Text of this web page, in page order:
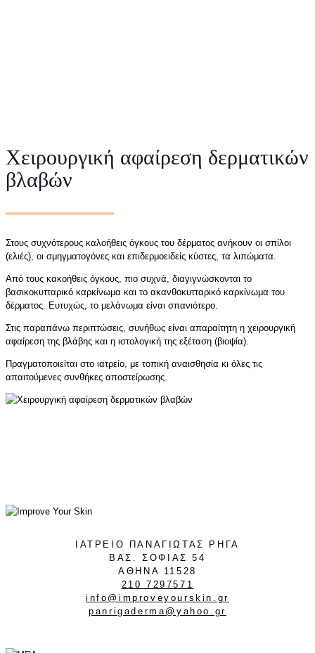
Χειρουργική αφαίρεση δερματικών
βλαβών
Στους συχνότερους καλοήθεις όγκους του δέρματος ανήκουν οι σπίλοι
(ελιές), οι σμηγματογόνες και επιδερμοειδείς κύστες, τα λιπώματα.
Από τους κακοήθεις όγκους, πιο συχνά, διαγιγνώσκονται το
βασικοκυτταρικό καρκίνωμα και το ακανθοκυτταρικό καρκίνωμα του
δέρματος. Ευτυχώς, το μελάνωμα είναι σπανιότερο.
Στις παραπάνω περιπτώσεις, συνήθως είναι απαραίτητη η χειρουργική
αφαίρεση της βλάβης και η ιστολογική της εξέταση (βιοψία).
Πραγματοποιείται στο ιατρείο, με τοπική αναισθησία κι όλες τις
απαιτούμενες συνθήκες αποστείρωσης.
ΙΑΤΡΕΙΟ ΠΑΝΑΓΙΩΤΑΣ ΡΗΓΑ
ΒΑΣ. ΣΟΦΙΑΣ 54
ΑΘΗΝΑ 11528
210 7297571
info@improveyourskin.gr
panrigaderma@yahoo.gr